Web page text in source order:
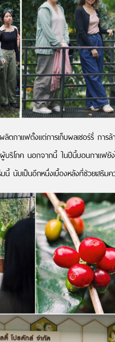
ผลิตกาแฟตั้งแต่การเก็บผลเชอร์รี่ ก
ริโภค นอกจากนี้ ในปีนี้บอนกาแฟยั
เป็นอีกหนึ่งเบื้องหลังที่ช่วยเสริมค